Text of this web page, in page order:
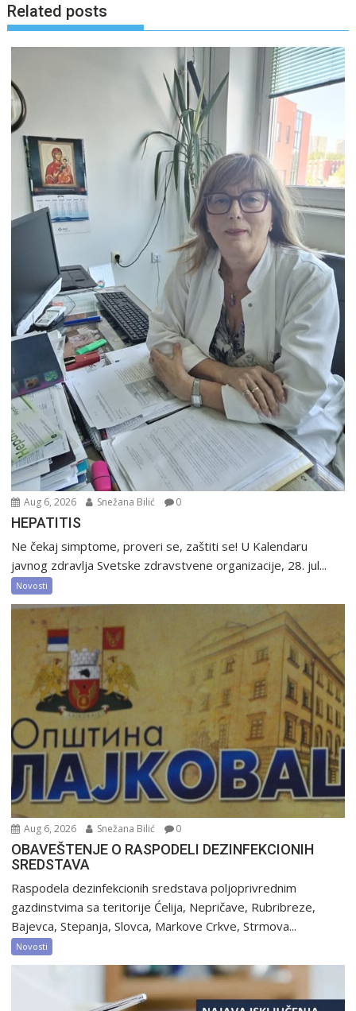
Related posts
Aug 6, 2026 Snežana Bilić 0
HEPATITIS
Ne čekaj simptome, proveri se, zaštiti se! U Kalendaru
javnog zdravlja Svetske zdravstvene organizacije, 28. jul...
Novosti
Aug 6, 2026 Snežana Bilić 0
OBAVEŠTENJE O RASPODELI DEZINFEKCIONIH
SREDSTAVA
Raspodela dezinfekcionih sredstava poljoprivrednim
gazdinstvima sa teritorije Ćelija, Nepričave, Rubribreze,
Bajevca, Stepanja, Slovca, Markove Crkve, Strmova...
Novosti